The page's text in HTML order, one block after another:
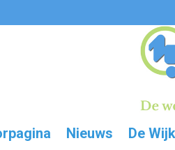
Nieuws De Wijk